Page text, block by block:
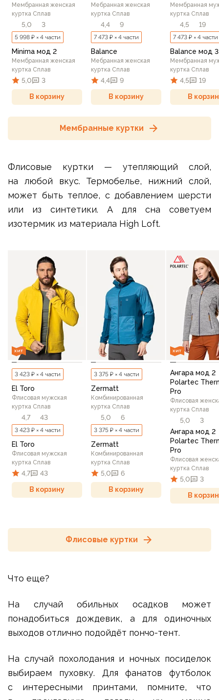
Мембранная женская
куртка Сплав
5,0 3
5 998 ₽ × 4 части
Minima мод 2
Мембранная женская
куртка Сплав
5,0 3
В корзину
Мебранная женская
куртка Сплав
4,4 9
7 473 ₽ × 4 части
Balance
Мебранная женская
куртка Сплав
4,4 9
В корзину
Мембранная
куртка Сплав
4,5 19
7 473 ₽ × 4 части
Balance мод 3
Мембранная
куртка Сплав
4,5 19
В
Мембранные куртки
Флисовые куртки — утепляющий слой,
на любой вкус. Термобелье, нижний слой,
может быть теплое, с добавлением шерсти
или из синтетики. А для сна советуем
изотермик из материала High Loft.
ХИТ
3 423 ₽ × 4 части
El Toro
Флисовая мужская
куртка Сплав
4,7 43
3 423 ₽ × 4 части
El Toro
Флисовая мужская
куртка Сплав
4,7 43
В корзину
3 375 ₽ × 4 части
Zermatt
Комбинированная
куртка Сплав
5,0 6
3 375 ₽ × 4 части
Zermatt
Комбинированная
куртка Сплав
5,0 6
В корзину
ХИТ
Ангара мод 2
Polartec
Pro
Флисовая
куртка Сплав
5,0
3
Ангара мод 2
Polartec
Pro
Флисовая
куртка Сплав
5,0 3
В
Флисовые куртки
Что еще?
На случай обильных осадков может
понадобиться дождевик, а для одиночных
выходов отлично подойдёт пончо-тент.
На случай похолодания и ночных посиделок
выбираем пуховку. Для фанатов футболок
с интересными принтами, помните, что